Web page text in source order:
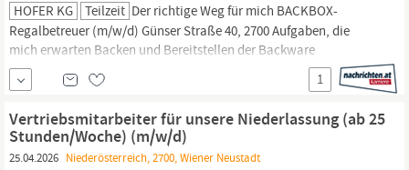
HOFER KG Teilzeit Der richtige Weg für mich BACKBOX-
Regalbetreuer (m/w/d) Günser Straße 40, 2700 Aufgaben, die
mich erwarten Backen und Bereitstellen der Backware
Organisieren und Bewirtschaften der Regale Präsentieren von
Obst und Gemüse sowie Durchführen von Qualitätskontrollen
1
Vertriebsmitarbeiter für unsere Niederlassung (ab 25
Stunden/Woche) (m/w/d)
25.04.2026 Niederösterreich, 2700, Wiener Neustadt